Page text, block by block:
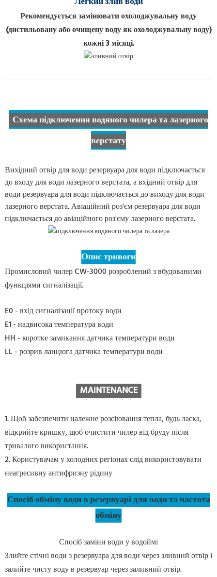
Рекомендується замінювати охолоджувальну воду
(дистильовану або очищену воду як охолоджувальну воду)
кожні 3 місяці.
Схема підключення водяного чилера та лазерного
верстату
Вихідний отвір для води резервуара для води підключається
до входу для води лазерного верстата, а вхідний отвір для
води резервуара для води підключається до виходу для води
лазерного верстата. Авіаційний роз'єм резервуара для води
підключається до авіаційного роз'єму лазерного верстата.
Опис тривоги
Промисловий чилер CW-3000 розроблений з вбудованими
функціями сигналізації.
E0 - вхід сигналізації протоку води
E1 - надвисока температура води
HH - коротке замикання датчика температури води
LL - розрив ланцюга датчика температури води
MAINTENANCE
1. Щоб забезпечити належне розсіювання тепла, будь ласка,
відкрийте кришку, щоб очистити чилер від бруду після
тривалого використання.
2. Користувачам у холодних регіонах слід використовувати
неагресивну антифризну рідину
Спосіб обміну води в резервуарі для води та частота
обміну
Спосіб заміни води у водоймі
Злийте стічні води з резервуара для води через зливний отвір і
залийте чисту воду в резервуар через заливний отвір.